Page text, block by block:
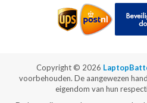
Copyright © 2026
voorbehouden. De aangewezen
eigendom van hun